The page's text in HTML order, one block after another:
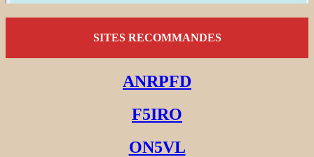
SITES RECOMMANDES
ANRPFD
F5IRO
ON5VL